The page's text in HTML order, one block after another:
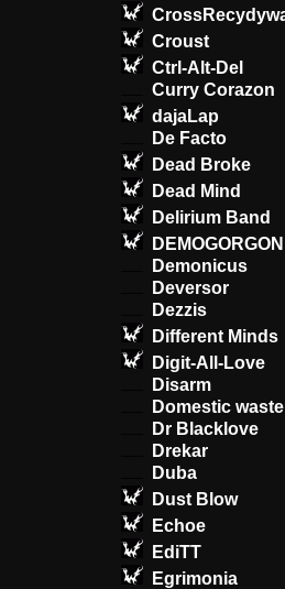
Croust
Ctrl-Alt-Del
Curry Corazon
dajaLap
De Facto
Dead Broke
Dead Mind
Delirium Band
DEMOGORGON
Demonicus
Deversor
Dezzis
Different Minds
Digit-All-Love
Disarm
Domestic waste
Dr Blacklove
Drekar
Duba
Dust Blow
Echoe
EdiTT
Egrimonia